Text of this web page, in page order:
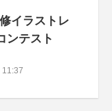
イラストレ
ンテスト